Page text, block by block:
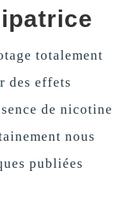
totalement
des effets
de nicotine
nous
publiées